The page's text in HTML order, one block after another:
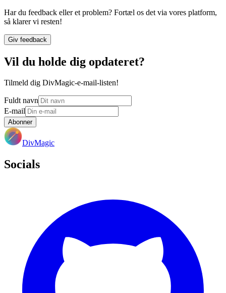
Har du feedback eller et problem? Fortæl os det via vores platform,
så klarer vi resten!
Giv feedback
Vil du holde dig opdateret?
Tilmeld dig DivMagic-e-mail-listen!
Fuldt navn
E-mail
Abonner
DivMagic
Socials